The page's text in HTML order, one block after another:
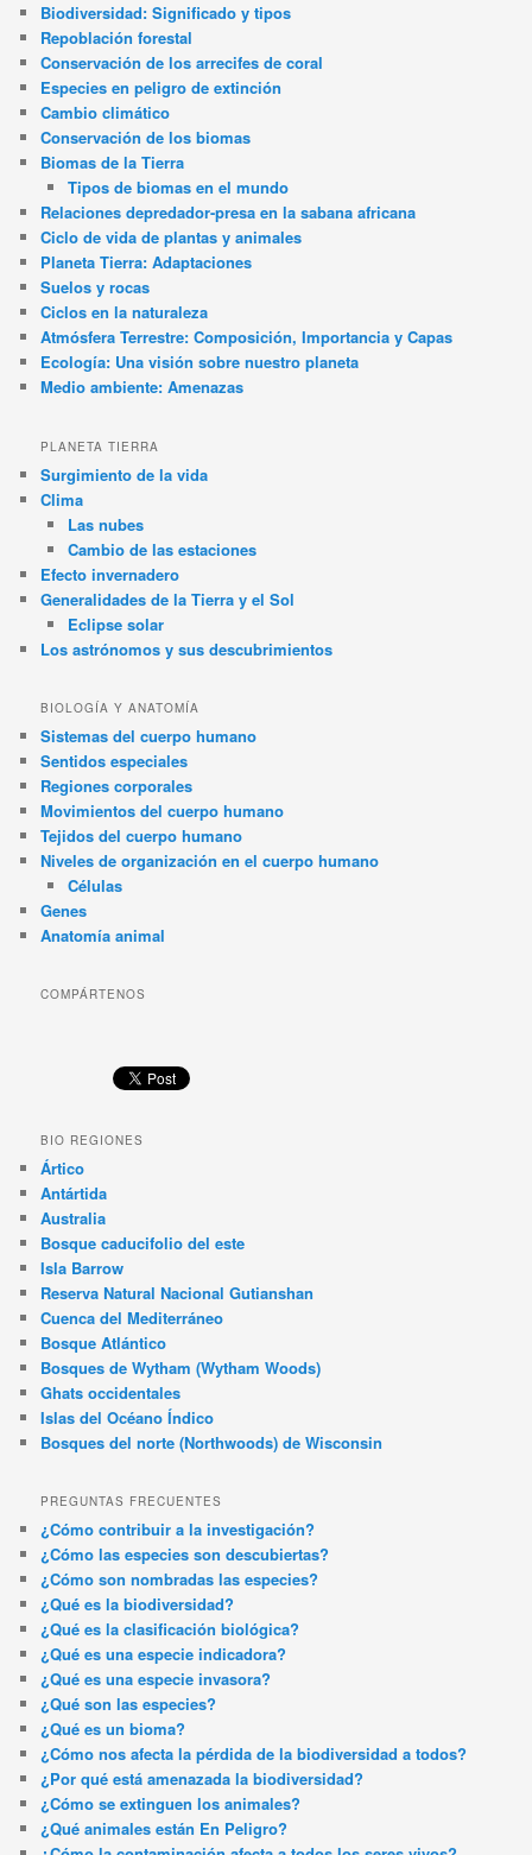
Biodiversidad: Significado y tipos
Repoblación forestal
Conservación de los arrecifes de coral
Especies en peligro de extinción
Cambio climático
Conservación de los biomas
Biomas de la Tierra
Tipos de biomas en el mundo
Relaciones depredador-presa en la sabana africana
Ciclo de vida de plantas y animales
Planeta Tierra: Adaptaciones
Suelos y rocas
Ciclos en la naturaleza
Atmósfera Terrestre: Composición, Importancia y Capas
Ecología: Una visión sobre nuestro planeta
Medio ambiente: Amenazas
PLANETA TIERRA
Surgimiento de la vida
Clima
Las nubes
Cambio de las estaciones
Efecto invernadero
Generalidades de la Tierra y el Sol
Eclipse solar
Los astrónomos y sus descubrimientos
BIOLOGÍA Y ANATOMÍA
Sistemas del cuerpo humano
Sentidos especiales
Regiones corporales
Movimientos del cuerpo humano
Tejidos del cuerpo humano
Niveles de organización en el cuerpo humano
Células
Genes
Anatomía animal
COMPÁRTENOS
BIO REGIONES
Ártico
Antártida
Australia
Bosque caducifolio del este
Isla Barrow
Reserva Natural Nacional Gutianshan
Cuenca del Mediterráneo
Bosque Atlántico
Bosques de Wytham (Wytham Woods)
Ghats occidentales
Islas del Océano Índico
Bosques del norte (Northwoods) de Wisconsin
PREGUNTAS FRECUENTES
¿Cómo contribuir a la investigación?
¿Cómo las especies son descubiertas?
¿Cómo son nombradas las especies?
¿Qué es la biodiversidad?
¿Qué es la clasificación biológica?
¿Qué es una especie indicadora?
¿Qué es una especie invasora?
¿Qué son las especies?
¿Qué es un bioma?
¿Cómo nos afecta la pérdida de la biodiversidad a todos?
¿Por qué está amenazada la biodiversidad?
¿Cómo se extinguen los animales?
¿Qué animales están En Peligro?